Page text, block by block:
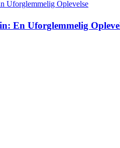
En Uforglemmelig